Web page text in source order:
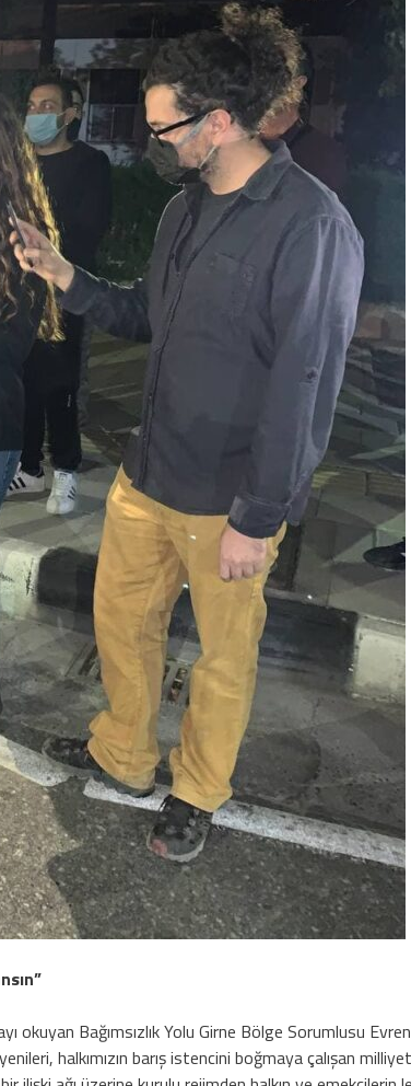
okuyan Bağımsızlık Yolu Girne Bölge Sorumlusu
halkımızın barış istencini boğmaya çalışan